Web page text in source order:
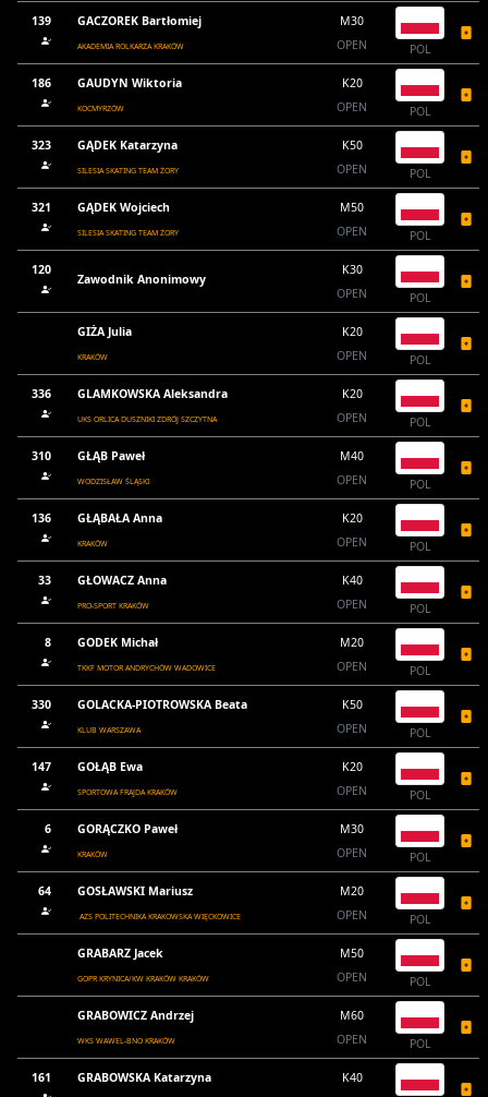
139 GACZOREK Bartłomiej
AKADEMIA ROLKARZA KRAKÓW
M30
OPEN
POL
186 GAUDYN Wiktoria
KOCMYRZÓW
K20
OPEN
POL
323 GĄDEK Katarzyna
SILESIA SKATING TEAM ŻORY
K50
OPEN
POL
321 GĄDEK Wojciech
SILESIA SKATING TEAM ŻORY
M50
OPEN
POL
120
Zawodnik Anonimowy
K30
OPEN
POL
GIŻA Julia
KRAKÓW
K20
OPEN
POL
336 GLAMKOWSKA Aleksandra
UKS ORLICA DUSZNIKI ZDRÓJ SZCZYTNA
K20
OPEN
POL
310 GŁĄB Paweł
WODZISŁAW ŚLĄSKI
M40
OPEN
POL
136 GŁĄBAŁA Anna
KRAKÓW
K20
OPEN
POL
33 GŁOWACZ Anna
PRO-SPORT KRAKÓW
K40
OPEN
POL
8 GODEK Michał
TKKF MOTOR ANDRYCHÓW WADOWICE
M20
OPEN
POL
330 GOLACKA-PIOTROWSKA Beata
KLUB WARSZAWA
K50
OPEN
POL
147 GOŁĄB Ewa
SPORTOWA FRAJDA KRAKÓW
K20
OPEN
POL
6 GORĄCZKO Paweł
KRAKÓW
M30
OPEN
POL
64 GOSŁAWSKI Mariusz
AZS POLITECHNIKA KRAKOWSKA WIĘCKOWICE
M20
OPEN
POL
GRABARZ Jacek
GOPR KRYNICA/KW KRAKÓW KRAKÓW
M50
OPEN
POL
GRABOWICZ Andrzej
WKS WAWEL-BNO KRAKÓW
M60
OPEN
POL
161 GRABOWSKA Katarzyna
K40